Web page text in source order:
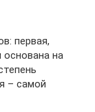
первая,
основана на
– самой